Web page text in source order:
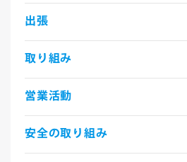
出張
取り組み
営業活動
安全の取り組み